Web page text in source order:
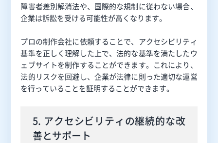
障害者差別解消法や、国際的な規制に従わない場合、
企業は訴訟を受ける可能性が高くなります。
プロの制作会社に依頼することで、アクセシビリティ
基準を正しく理解した上で、法的な基準を満たしたウ
ェブサイトを制作することができます。これにより、
法的リスクを回避し、企業が法律に則った適切な運営
を行っていることを証明することができます。
5. アクセシビリティの継続的な改
善とサポート